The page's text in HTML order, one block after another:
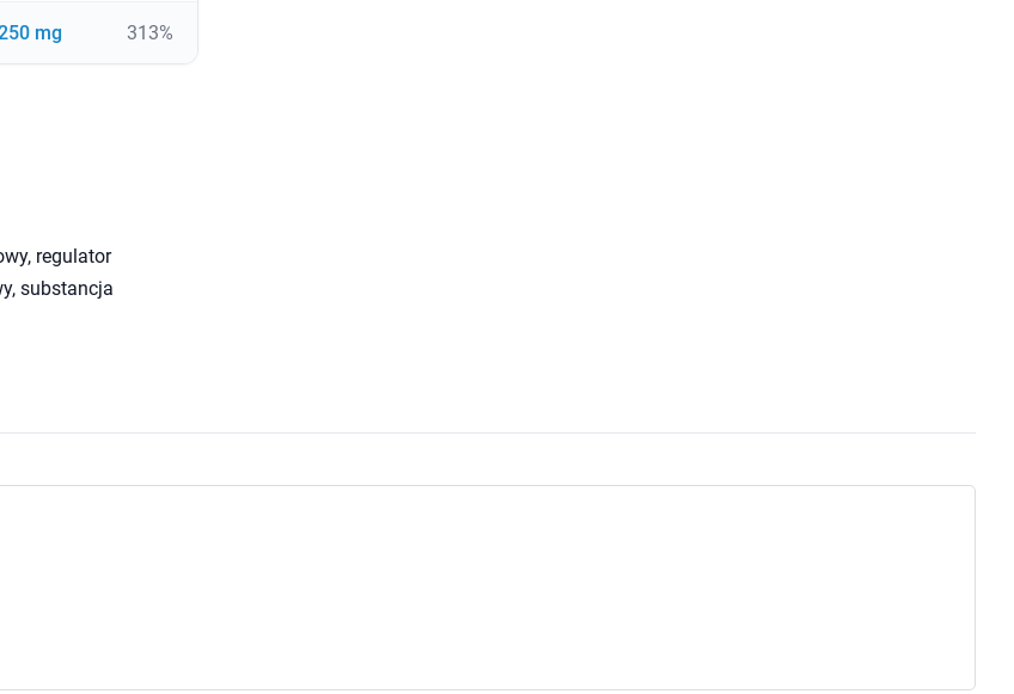
mg 313%
regulator
substancja